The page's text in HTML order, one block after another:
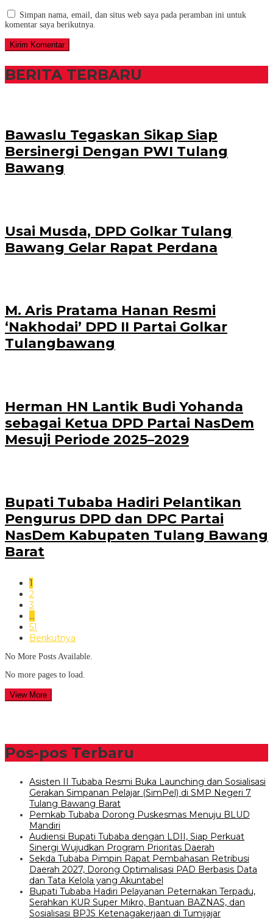
Simpan nama, email, dan situs web saya pada peramban ini untuk
komentar saya berikutnya.
BERITA TERBARU
Bawaslu Tegaskan Sikap Siap
Bersinergi Dengan PWI Tulang
Bawang
Usai Musda, DPD Golkar Tulang
Bawang Gelar Rapat Perdana
M. Aris Pratama Hanan Resmi
‘Nakhodai’ DPD II Partai Golkar
Tulangbawang
Herman HN Lantik Budi Yohanda
sebagai Ketua DPD Partai NasDem
Mesuji Periode 2025–2029
Bupati Tubaba Hadiri Pelantikan
Pengurus DPD dan DPC Partai
NasDem Kabupaten Tulang Bawang
Barat
1
2
3
…
51
Berikutnya
No More Posts Available.
No more pages to load.
View More
Pos-pos Terbaru
Asisten II Tubaba Resmi Buka Launching dan Sosialisasi
Gerakan Simpanan Pelajar (SimPel) di SMP Negeri 7
Tulang Bawang Barat
Pemkab Tubaba Dorong Puskesmas Menuju BLUD
Mandiri
Audiensi Bupati Tubaba dengan LDII, Siap Perkuat
Sinergi Wujudkan Program Prioritas Daerah
Sekda Tubaba Pimpin Rapat Pembahasan Retribusi
Daerah 2027, Dorong Optimalisasi PAD Berbasis Data
dan Tata Kelola yang Akuntabel
Bupati Tubaba Hadiri Pelayanan Peternakan Terpadu,
Serahkan KUR Super Mikro, Bantuan BAZNAS, dan
Sosialisasi BPJS Ketenagakerjaan di Tumijajar